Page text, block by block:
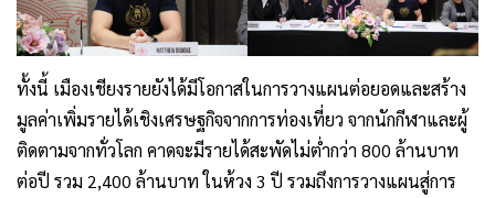
ทั้งนี้ เมืองเชียงรายยังได้มีโอกาสในการวางแผนต่อยอดและสร้าง
มูลค่าเพิ่มรายได้เชิงเศรษฐกิจจากการท่องเที่ยว จากนักกีฬาและผู้
ติดตามจากทั่วโลก คาดจะมีรายได้สะพัดไม่ต่ำกว่า 800 ล้านบาท
ต่อปี รวม 2,400 ล้านบาท ในห้วง 3 ปี รวมถึงการวางแผนสู่การ